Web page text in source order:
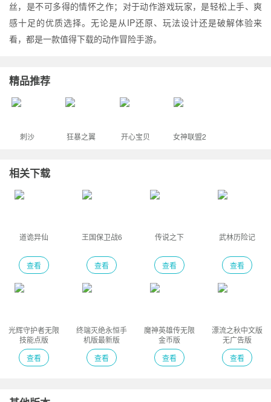
丝，是不可多得的情怀之作；对于动作游戏玩家，是轻松上手、爽
感十足的优质选择。无论是从IP还原、玩法设计还是破解体验来
看，都是一款值得下载的动作冒险手游。
精品推荐
刺沙 狂暴之翼 开心宝贝 女神联盟2
相关下载
道诡异仙
查看
王国保卫战6
查看
传说之下
查看
武林历险记
查看
光辉守护者无限
技能点版
查看
终端灭绝永恒手
机版最新版
查看
魔神英雄传无限
金币版
查看
漂流之秋中文版
无广告版
查看